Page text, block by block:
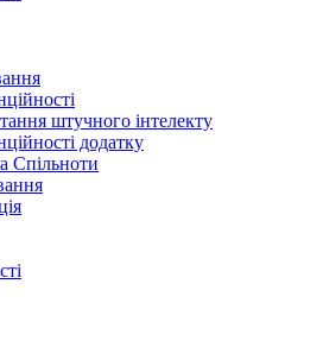
штучного інтелекту
додатку
Спільноти